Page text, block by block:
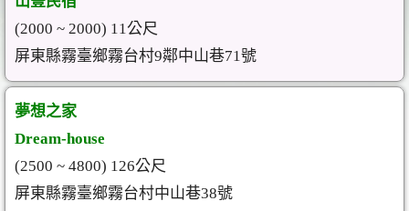
(2000 ~ 2000) 11公尺
屏東縣霧臺鄉霧台村9鄰中山巷71號
夢想之家
Dream-house
(2500 ~ 4800) 126公尺
屏東縣霧臺鄉霧台村中山巷38號